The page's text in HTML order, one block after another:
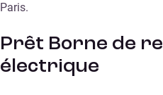
Paris.
Prêt Borne de
électrique